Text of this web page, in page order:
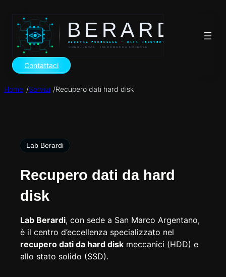
contenuto
Contattaci
Home /Servizi /Recupero dati hard disk
Lab Berardi
Recupero dati da hard
disk
Lab Berardi, con sede a San Marco Argentano,
è il centro d’eccellenza specializzato nel
recupero dati da hard disk meccanici (HDD) e
allo stato solido (SSD).